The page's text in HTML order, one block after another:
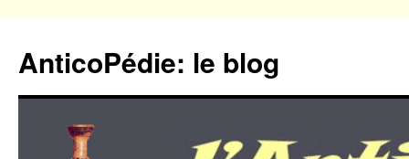
contenu
AnticoPédie: le blog